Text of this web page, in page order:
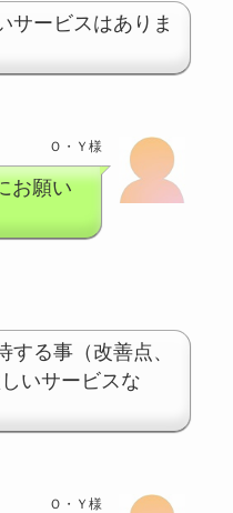
サービスはありま
Ｏ・Ｙ様
お願い
する事（改善点、
いサービスな
Ｏ・Ｙ様